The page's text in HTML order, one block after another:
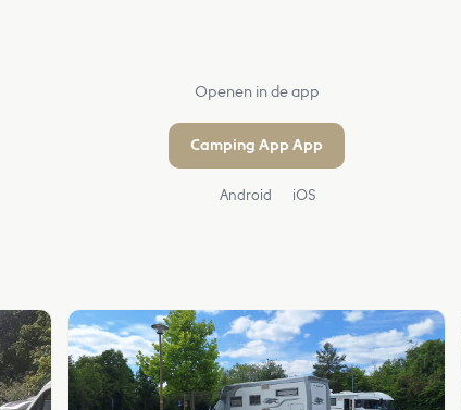
Openen in de app
Camping App App
Android iOS